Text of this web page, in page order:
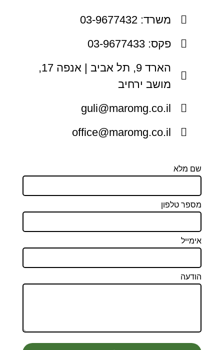
משרד: 03-9677432
פקס: 03-9677433
הארד 9, תל אביב | אנפה 17,
מושב ירחיב
guli@maromg.co.il
office@maromg.co.il
שם מלא
מספר טלפון
אימייל
הודעה